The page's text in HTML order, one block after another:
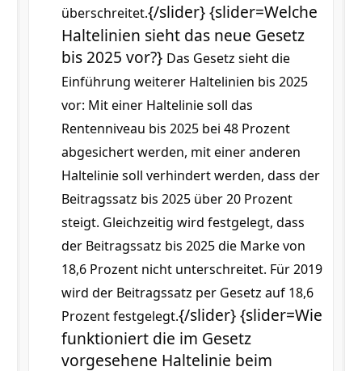
überschreitet.{/slider} {slider=Welche
Haltelinien sieht das neue Gesetz
bis 2025 vor?} Das Gesetz sieht die
Einführung weiterer Haltelinien bis 2025
vor: Mit einer Haltelinie soll das
Rentenniveau bis 2025 bei 48 Prozent
abgesichert werden, mit einer anderen
Haltelinie soll verhindert werden, dass der
Beitragssatz bis 2025 über 20 Prozent
steigt. Gleichzeitig wird festgelegt, dass
der Beitragssatz bis 2025 die Marke von
18,6 Prozent nicht unterschreitet. Für 2019
wird der Beitragssatz per Gesetz auf 18,6
Prozent festgelegt.{/slider} {slider=Wie
funktioniert die im Gesetz
vorgesehene Haltelinie beim